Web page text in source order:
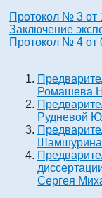
Протокол № 3 от
Заключение
Протокол № 4 от
Ромашева
Рудневой
Сергея